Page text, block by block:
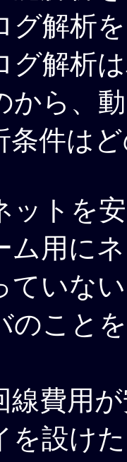
グ解析
グ解析
から、
条件は
ットを
ム用に
ていな
のこと
線費用
を設け